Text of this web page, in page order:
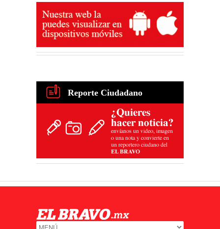
Reporte Ciudadano